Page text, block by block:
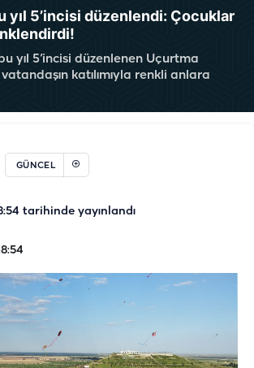
yıl 5’incisi düzenlendi: Çocuklar
yıl 5’incisi düzenlenen Uçurtma
katılımıyla renkli anlara
GÜNCEL
tarihinde yayınlandı